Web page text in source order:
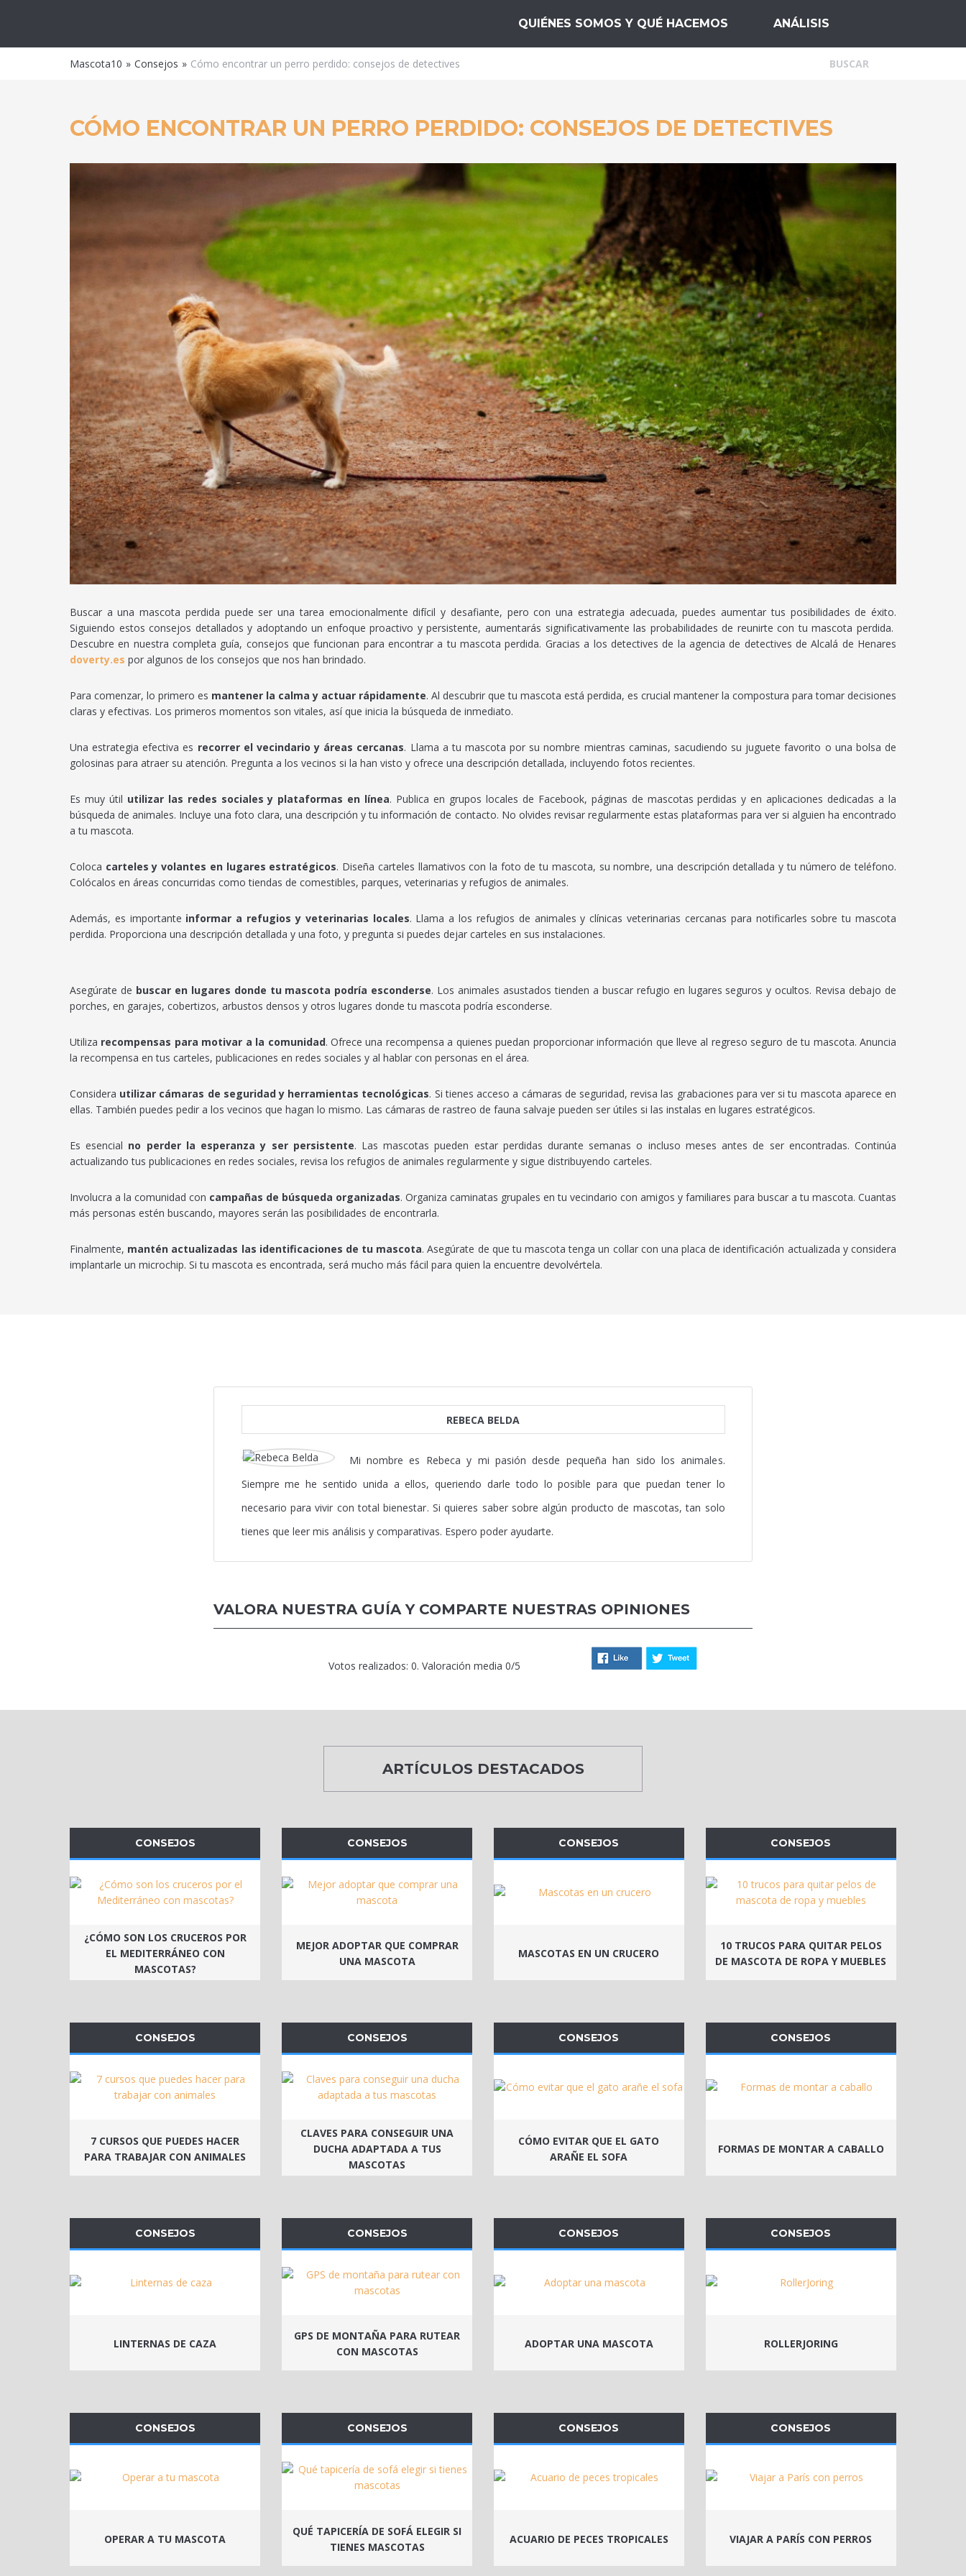
QUIÉNES SOMOS Y QUÉ HACEMOS ANÁLISIS
Mascota10 Consejos Cómo encontrar un perro perdido: consejos de detectives
CÓMO ENCONTRAR UN PERRO PERDIDO: CONSEJOS DE DETECTIVES
Buscar a una mascota perdida puede ser una tarea emocionalmente difícil y desafiante, pero con una estrategia adecuada, puedes aumentar tus posibilidades de éxito.
Siguiendo estos consejos detallados y adoptando un enfoque proactivo y persistente, aumentarás significativamente las probabilidades de reunirte con tu mascota perdida.
Descubre en nuestra completa guía, consejos que funcionan para encontrar a tu mascota perdida. Gracias a los detectives de la agencia de detectives de Alcalá de Henares
doverty.es por algunos de los consejos que nos han brindado.
Para comenzar, lo primero es mantener la calma y actuar rápidamente. Al descubrir que tu mascota está perdida, es crucial mantener la compostura para tomar decisiones
claras y efectivas. Los primeros momentos son vitales, así que inicia la búsqueda de inmediato.
Una estrategia efectiva es recorrer el vecindario y áreas cercanas. Llama a tu mascota por su nombre mientras caminas, sacudiendo su juguete favorito o una bolsa de
golosinas para atraer su atención. Pregunta a los vecinos si la han visto y ofrece una descripción detallada, incluyendo fotos recientes.
Es muy útil utilizar las redes sociales y plataformas en línea. Publica en grupos locales de Facebook, páginas de mascotas perdidas y en aplicaciones dedicadas a la
búsqueda de animales. Incluye una foto clara, una descripción y tu información de contacto. No olvides revisar regularmente estas plataformas para ver si alguien ha encontrado
a tu mascota.
Coloca carteles y volantes en lugares estratégicos. Diseña carteles llamativos con la foto de tu mascota, su nombre, una descripción detallada y tu número de teléfono.
Colócalos en áreas concurridas como tiendas de comestibles, parques, veterinarias y refugios de animales.
Además, es importante informar a refugios y veterinarias locales. Llama a los refugios de animales y clínicas veterinarias cercanas para notificarles sobre tu mascota
perdida. Proporciona una descripción detallada y una foto, y pregunta si puedes dejar carteles en sus instalaciones.
Asegúrate de buscar en lugares donde tu mascota podría esconderse. Los animales asustados tienden a buscar refugio en lugares seguros y ocultos. Revisa debajo de
porches, en garajes, cobertizos, arbustos densos y otros lugares donde tu mascota podría esconderse.
Utiliza recompensas para motivar a la comunidad. Ofrece una recompensa a quienes puedan proporcionar información que lleve al regreso seguro de tu mascota. Anuncia
la recompensa en tus carteles, publicaciones en redes sociales y al hablar con personas en el área.
Considera utilizar cámaras de seguridad y herramientas tecnológicas. Si tienes acceso a cámaras de seguridad, revisa las grabaciones para ver si tu mascota aparece en
ellas. También puedes pedir a los vecinos que hagan lo mismo. Las cámaras de rastreo de fauna salvaje pueden ser útiles si las instalas en lugares estratégicos.
Es esencial no perder la esperanza y ser persistente. Las mascotas pueden estar perdidas durante semanas o incluso meses antes de ser encontradas. Continúa
actualizando tus publicaciones en redes sociales, revisa los refugios de animales regularmente y sigue distribuyendo carteles.
Involucra a la comunidad con campañas de búsqueda organizadas. Organiza caminatas grupales en tu vecindario con amigos y familiares para buscar a tu mascota. Cuantas
más personas estén buscando, mayores serán las posibilidades de encontrarla.
Finalmente, mantén actualizadas las identificaciones de tu mascota. Asegúrate de que tu mascota tenga un collar con una placa de identificación actualizada y considera
implantarle un microchip. Si tu mascota es encontrada, será mucho más fácil para quien la encuentre devolvértela.
REBECA BELDA
Mi nombre es Rebeca y mi pasión desde pequeña han sido los animales.
Siempre me he sentido unida a ellos, queriendo darle todo lo posible para que puedan tener lo
necesario para vivir con total bienestar. Si quieres saber sobre algún producto de mascotas, tan solo
tienes que leer mis análisis y comparativas. Espero poder ayudarte.
VALORA NUESTRA GUÍA Y COMPARTE NUESTRAS OPINIONES
Votos realizados: 0. Valoración media 0/5
ARTÍCULOS DESTACADOS
CONSEJOS
¿CÓMO SON LOS CRUCEROS POR
EL MEDITERRÁNEO CON
MASCOTAS?
CONSEJOS
MEJOR ADOPTAR QUE COMPRAR
UNA MASCOTA
CONSEJOS
MASCOTAS EN UN CRUCERO
CONSEJOS
10 TRUCOS PARA QUITAR PELOS
DE MASCOTA DE ROPA Y MUEBLES
CONSEJOS
7 CURSOS QUE PUEDES HACER
PARA TRABAJAR CON ANIMALES
CONSEJOS
CLAVES PARA CONSEGUIR UNA
DUCHA ADAPTADA A TUS
MASCOTAS
CONSEJOS
CÓMO EVITAR QUE EL GATO
ARAÑE EL SOFA
CONSEJOS
FORMAS DE MONTAR A CABALLO
CONSEJOS
LINTERNAS DE CAZA
CONSEJOS
GPS DE MONTAÑA PARA RUTEAR
CON MASCOTAS
CONSEJOS
ADOPTAR UNA MASCOTA
CONSEJOS
ROLLERJORING
CONSEJOS
OPERAR A TU MASCOTA
CONSEJOS
QUÉ TAPICERÍA DE SOFÁ ELEGIR SI
TIENES MASCOTAS
CONSEJOS
ACUARIO DE PECES TROPICALES
CONSEJOS
VIAJAR A PARÍS CON PERROS